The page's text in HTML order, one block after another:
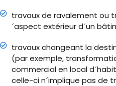
travaux de ravalement ou
´aspect extérieur d´un
travaux changeant la
(par exemple,
commercial en local
celle-ci n´implique pas de